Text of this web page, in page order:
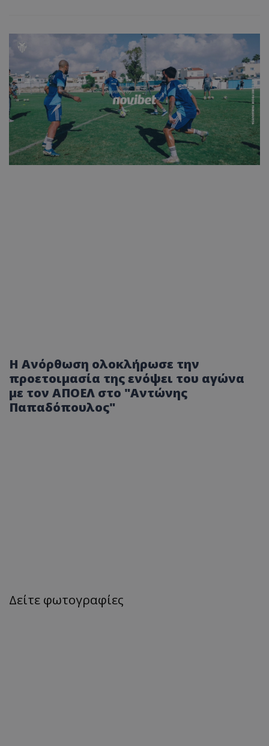
H Aνόρθωση ολοκλήρωσε την
προετοιμασία της ενόψει του αγώνα
με τον ΑΠΟΕΛ στο "Αντώνης
Παπαδόπουλος"
Δείτε φωτογραφίες